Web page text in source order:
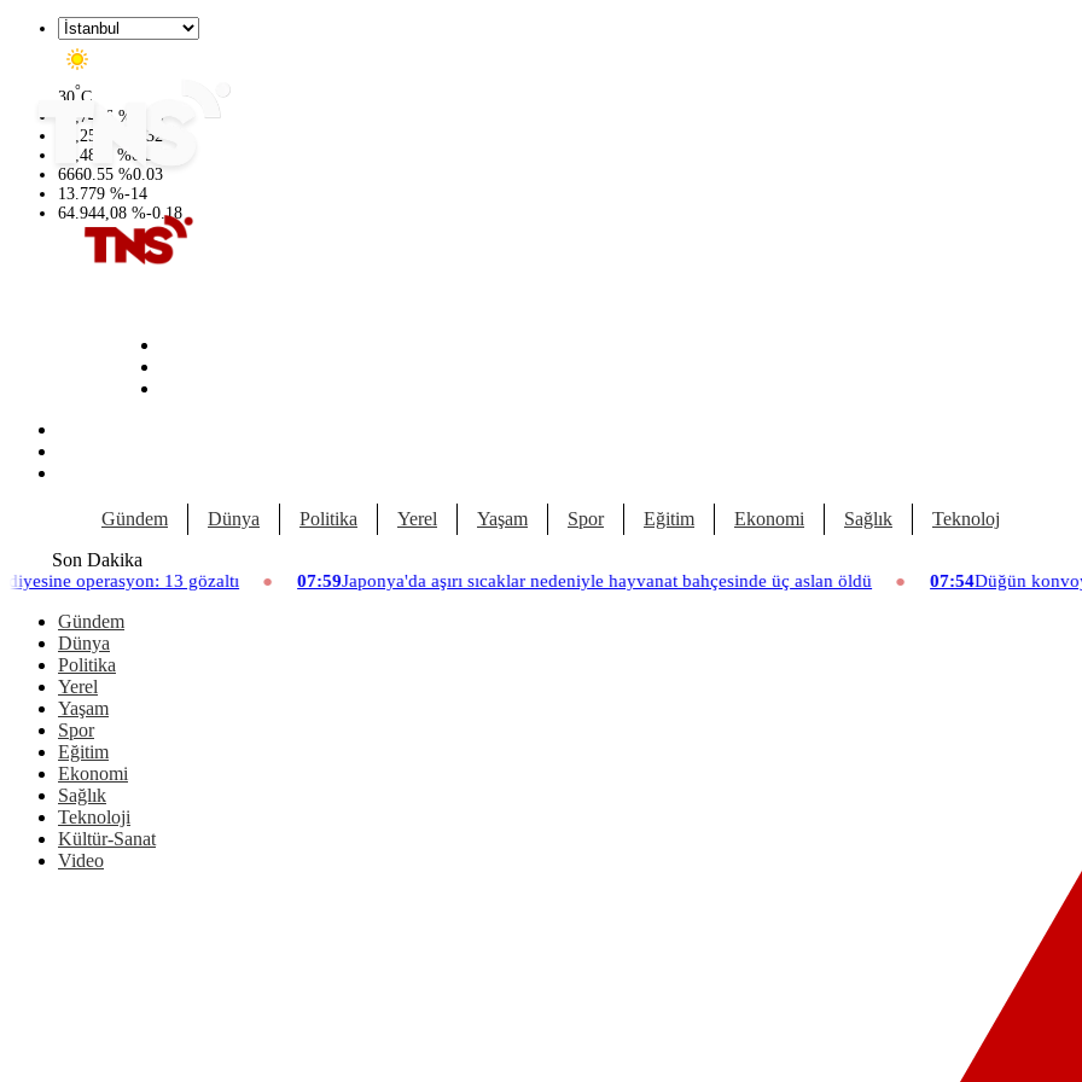
30°C
47,7436 %
0.18
55,2510
0.32
64,4811
%0.38
6660.55 %0.03
13.779 %-14
64.944,08 %-0.18
Gündem Dünya Politika Yerel Yaşam Spor Eğitim Ekonomi Sağlık Teknoloji
Son Dakika
13 gözaltı 07:59Japonya'da aşırı sıcaklar nedeniyle hayvanat bahçesinde üç aslan öldü 07:54 Düğün konvoyuna ağır fatura:
Gündem
Dünya
Politika
Yerel
Yaşam
Spor
Eğitim
Ekonomi
Sağlık
Teknoloji
Kültür-Sanat
Video